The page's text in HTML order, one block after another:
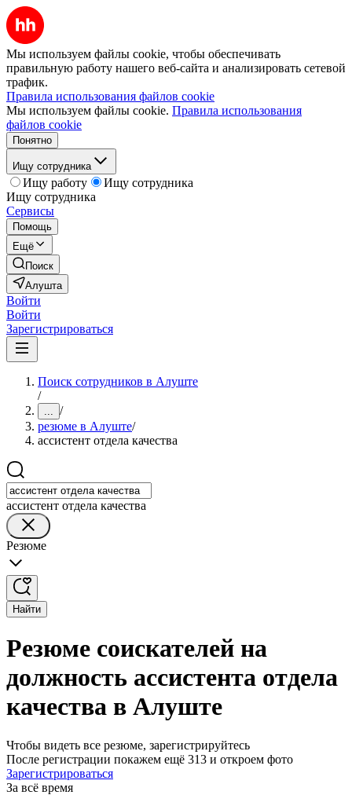
Мы используем файлы cookie, чтобы обеспечивать
правильную работу нашего веб-сайта и анализировать сетевой
трафик.
Правила использования файлов cookie
Мы используем файлы cookie. Правила использования
файлов cookie
Понятно
Ищу сотрудника
Ищу работу
Ищу сотрудника
Ищу сотрудника
Сервисы
Помощь
Ещё
Поиск
Алушта
Войти
Войти
Зарегистрироваться
Поиск сотрудников в Алуште
/
... /
резюме в Алуште/
ассистент отдела качества
ассистент отдела качества
Резюме
Найти
Резюме соискателей на
должность ассистента отдела
качества в Алуште
Чтобы видеть все резюме, зарегистрируйтесь
После регистрации покажем ещё 313 и откроем фото
Зарегистрироваться
За всё время